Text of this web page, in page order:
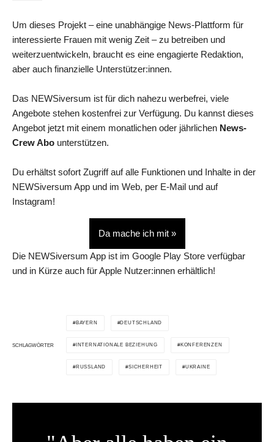
Um dieses Projekt – eine unabhängige News-Plattform für
interessierte Frauen mit wenig Zeit – zu betreiben und
weiterzuentwickeln, braucht es eine engagierte Redaktion,
aber auch finanzielle Unterstützer:innen.
Das NEWSiversum ist für dich nahezu werbefrei, viele
Angebote stehen kostenfrei zur Verfügung. Du kannst dieses
Angebot jetzt mit einem monatlichen oder jährlichen News-
Crew Abo unterstützen.
Du erhältst sofort Zugriff auf alle Funktionen und Inhalte in der
NEWSiversum App und im Web, per E-Mail und auf
Instagram!
Da mache ich mit »
Die NEWSiversum App ist im Google Play Store verfügbar
und in Kürze auch für Apple Nutzer:innen erhältlich!
SCHLAGWÖRTER
BAYERN DEUTSCHLAND
INTERNATIONALE BEZIEHUNG KONFERENZEN
RUSSLAND SICHERHEIT UKRAINE